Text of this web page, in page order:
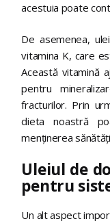
acestuia poate
De asemenea,
vitamina K, care
Această vitamină
pentru
fracturilor. Prin
dieta noastră
menținerea
Uleiul de
pentru
Un alt aspect